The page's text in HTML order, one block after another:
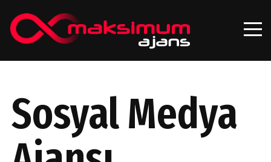
Sosyal Medya